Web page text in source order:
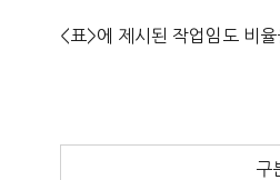
<표>에 제시된 작업임도 비
구